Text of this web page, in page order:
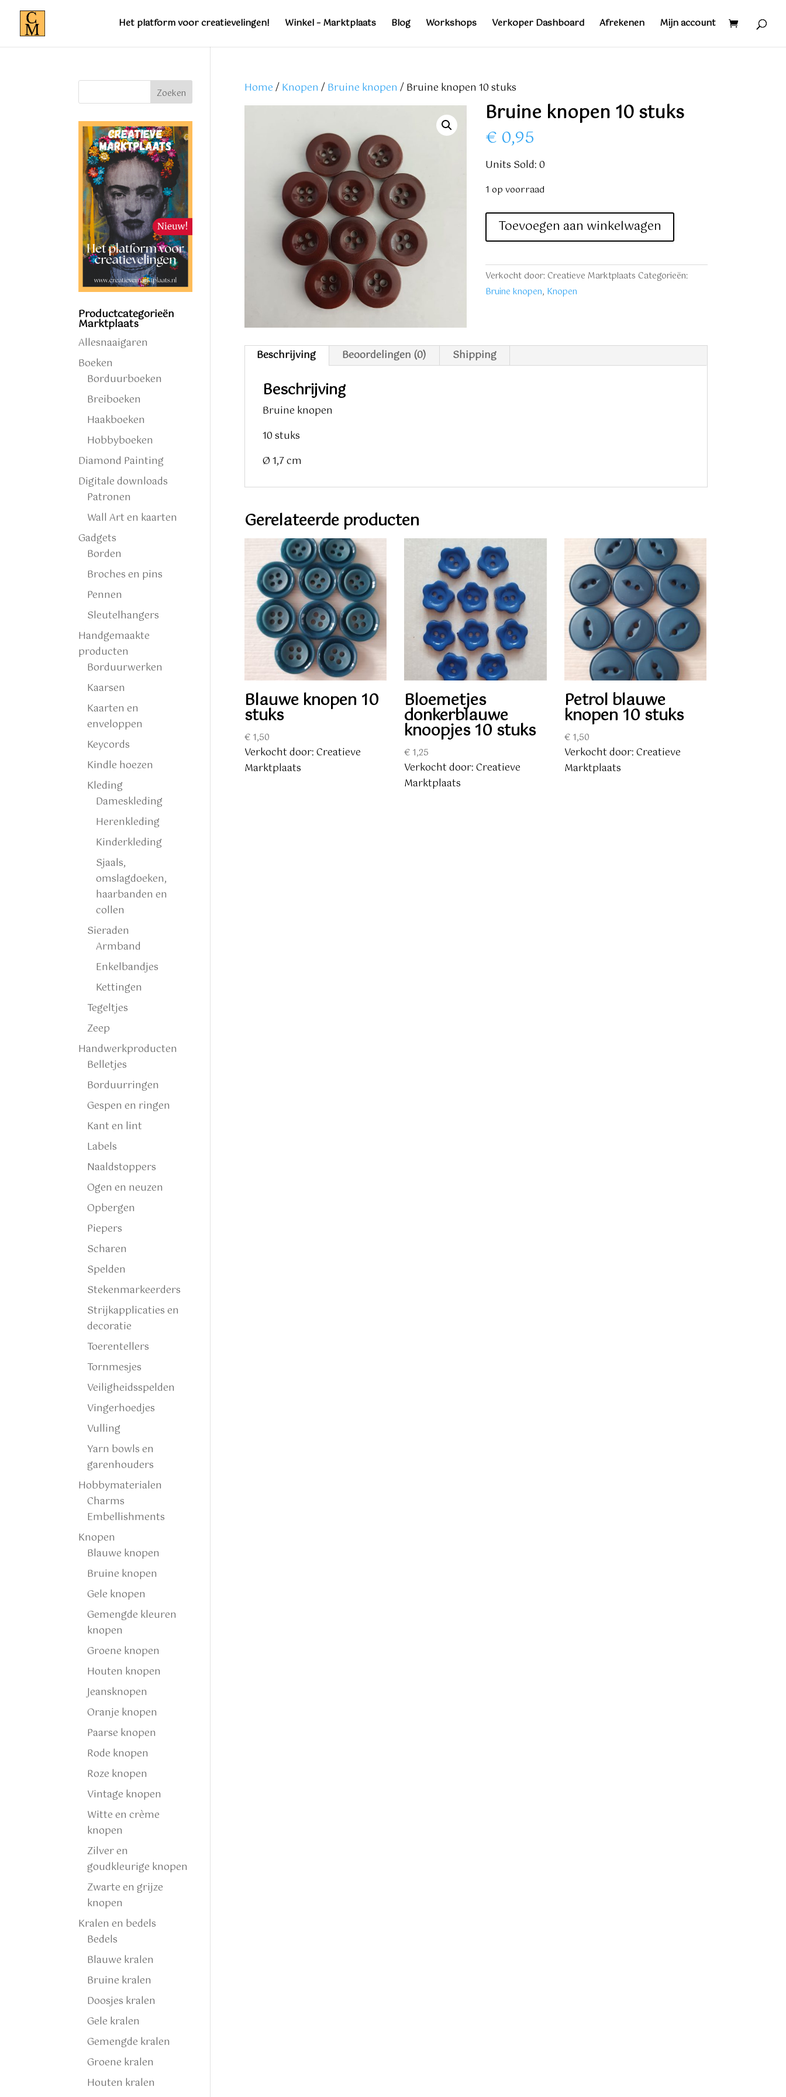
Het platform voor creatievelingen! Winkel – Marktplaats Blog Workshops Verkoper Dashboard Afrekenen Mijn account
Home/Knopen /Bruine knopen / Bruine knopen 10 stuks
Bruine knopen 10 stuks
€ 0,95
Units Sold: 0
1 op voorraad
Bruine
stuks
aantal
Toevoegen aan winkelwagen
Verkocht door: Creatieve Marktplaats Categorieën:
Bruine knopen, Knopen
Beschrijving Beoordelingen (0) Shipping
Beschrijving
Bruine knopen
10 stuks
Ø 1,7 cm
Gerelateerde producten
Blauwe knopen 10
stuks
€1,50
Verkocht door: Creatieve
Marktplaats
Bloemetjes
donkerblauwe
knoopjes 10 stuks
€ 1,25
Verkocht door: Creatieve
Marktplaats
Petrol blauwe
knopen 10 stuks
€1,50
Verkocht door: Creatieve
Marktplaats
Zoeken
Productcategorieën
Marktplaats
Allesnaaigaren
Boeken
Borduurboeken
Breiboeken
Haakboeken
Hobbyboeken
Diamond Painting
Digitale downloads
Patronen
Wall Art en kaarten
Gadgets
Borden
Broches en pins
Pennen
Sleutelhangers
Handgemaakte
producten
Borduurwerken
Kaarsen
Kaarten en
enveloppen
Keycords
Kindle hoezen
Kleding
Dameskleding
Herenkleding
Kinderkleding
Sjaals,
omslagdoeken,
haarbanden en
collen
Sieraden
Armband
Enkelbandjes
Kettingen
Tegeltjes
Zeep
Handwerkproducten
Belletjes
Borduurringen
Gespen en ringen
Kant en lint
Labels
Naaldstoppers
Ogen en neuzen
Opbergen
Piepers
Scharen
Spelden
Stekenmarkeerders
Strijkapplicaties en
decoratie
Toerentellers
Tornmesjes
Veiligheidsspelden
Vingerhoedjes
Vulling
Yarn bowls en
garenhouders
Hobbymaterialen
Charms
Embellishments
Knopen
Blauwe knopen
Bruine knopen
Gele knopen
Gemengde kleuren
knopen
Groene knopen
Houten knopen
Jeansknopen
Oranje knopen
Paarse knopen
Rode knopen
Roze knopen
Vintage knopen
Witte en crème
knopen
Zilver en
goudkleurige knopen
Zwarte en grijze
knopen
Kralen en bedels
Bedels
Blauwe kralen
Bruine kralen
Doosjes kralen
Gele kralen
Gemengde kralen
Groene kralen
Houten kralen